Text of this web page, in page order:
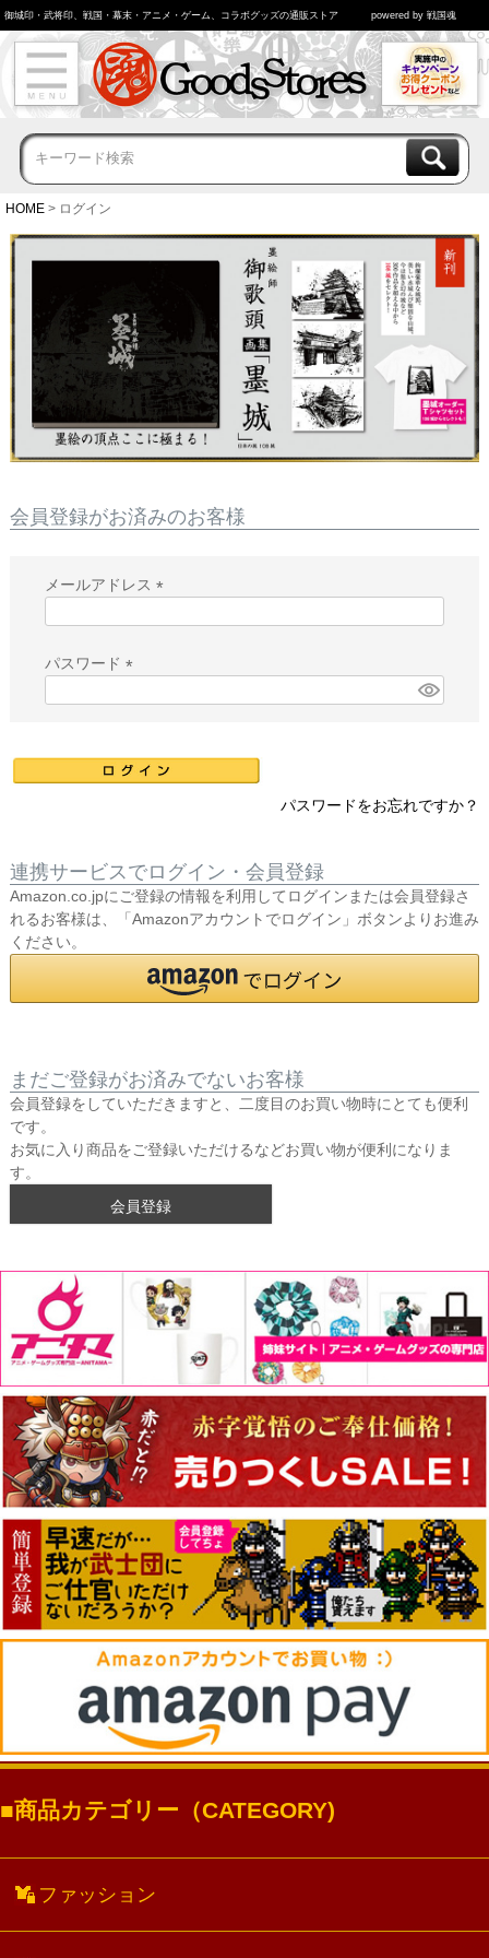
御城印・武将印、戦国・幕末・アニメ・ゲーム、コラボグッズの通販ストア powered by 戦国魂
HOME ログイン
会員登録がお済みのお客様
メールアドレス
)
パスワード
)
パスワードをお忘れですか？
連携サービスでログイン・会員登録
Amazon.co.jpにご登録の情報を利用してログインまたは会員登録さ
れるお客様は、「Amazonアカウントでログイン」ボタンよりお進み
ください。
まだご登録がお済みでないお客様
会員登録をしていただきますと、二度目のお買い物時にとても便利
です。
お気に入り商品をご登録いただけるなどお買い物が便利になりま
す。
会員登録
商品カテゴリー（CATEGORY)
ファッション